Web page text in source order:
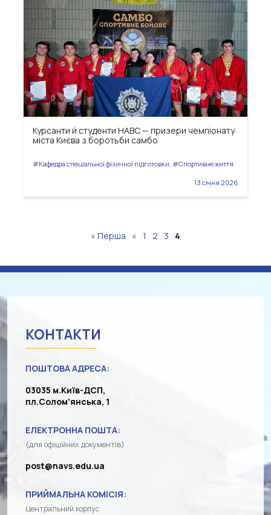
Курсанти й студенти НАВС — призери чемпіонату
міста Києва з боротьби самбо
#Кафедра спеціальної фізичної підготовки, #Спортивне життя
13 січня 2026
« Перша « 1 2 3 4
КОНТАКТИ
ПОШТОВА АДРЕСА:
03035 м.Київ-ДСП,
пл.Солом'янська, 1
ЕЛЕКТРОННА ПОШТА:
(для офіційних документів)
post@navs.edu.ua
ПРИЙМАЛЬНА КОМІСІЯ:
Центральний корпус